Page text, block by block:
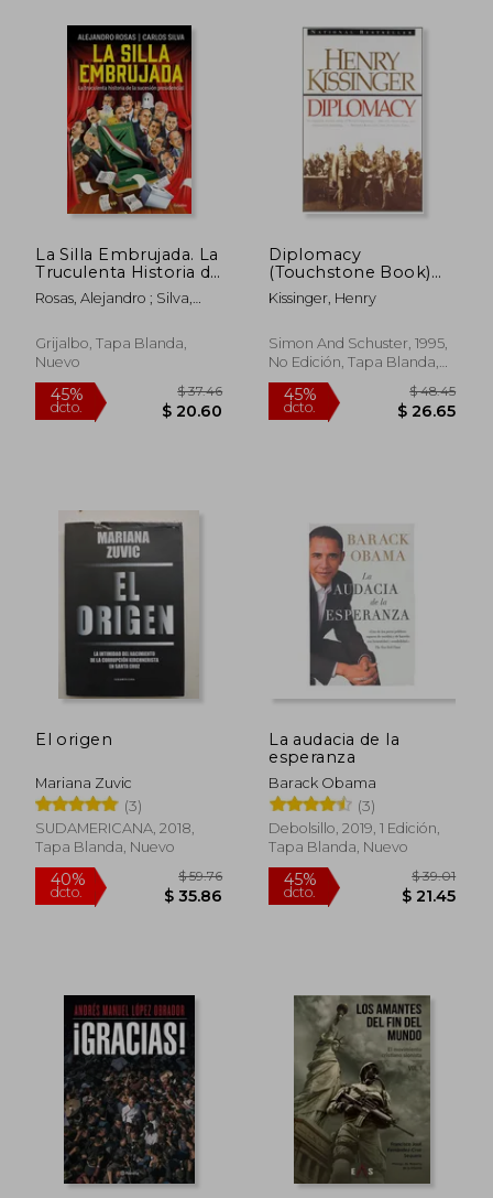
45%
dcto. $ 21.94
45%
dcto.
40% 45%
dcto.
La Silla Embrujada. La
Truculenta Historia de
la Sucesión
Presidencial / The
Hostile Story of the
Presidential
Rosas, Alejandro ; Silva,
Grijalbo, Tapa Blanda,
Nuevo
45%
Diplomacy
(Touchstone Book)
(en Inglés)
Kissinger, Henry
Simon And Schuster, 1995,
No Edición, Tapa Blanda,
Nuevo
45%
El origen
Mariana Zuvic
(3)
SUDAMERICANA, 2018,
Tapa Blanda, Nuevo
La audacia de la
esperanza
Barack Obama
(3)
Debolsillo, 2019, 1 Edición,
Tapa Blanda, Nuevo